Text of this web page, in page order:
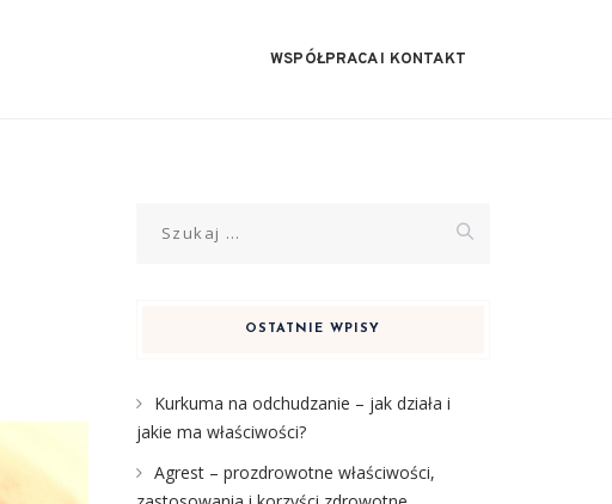
WSPÓŁPRACA I KONTAKT
OSTATNIE WPISY
Kurkuma na odchudzanie – jak działa i
jakie ma właściwości?
Agrest – prozdrowotne właściwości,